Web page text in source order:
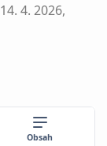
4. 2026,
Obsah